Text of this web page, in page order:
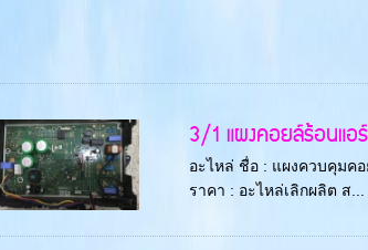
3/1 แผงคอยล์ร้อนแอ
อะไหล่ ชื่อ : แผงควบคุมคอ
ราคา : อะไหล่เลิกผลิต ส...